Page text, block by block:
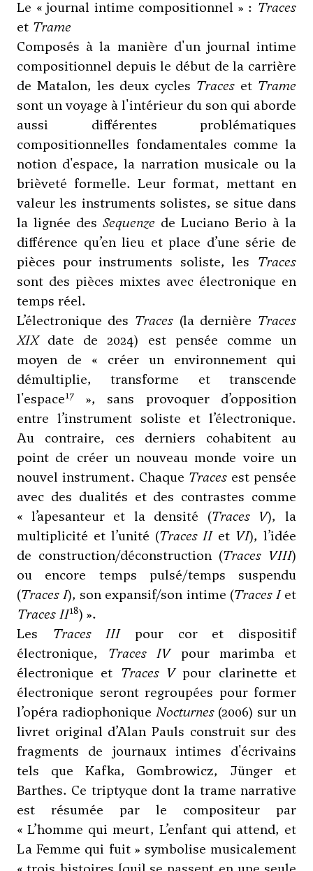
Le « journal intime compositionnel » : Traces
et Trame
Composés à la manière d'un journal intime
compositionnel depuis le début de la carrière
de Matalon, les deux cycles Traces et Trame
sont un voyage à l'intérieur du son qui aborde
aussi différentes problématiques
compositionnelles fondamentales comme la
notion d'espace, la narration musicale ou la
brièveté formelle. Leur format, mettant en
valeur les instruments solistes, se situe dans
la lignée des Sequenze de Luciano Berio à la
différence qu’en lieu et place d’une série de
pièces pour instruments soliste, les Traces
sont des pièces mixtes avec électronique en
temps réel.
L’électronique des Traces (la dernière Traces
XIXdate de 2024) est pensée comme un
moyen de « créer un environnement qui
démultiplie, transforme et transcende
l'espace17
», sans provoquer d’opposition
entre l’instrument soliste et l’électronique.
Au contraire, ces derniers cohabitent au
point de créer un nouveau monde voire un
nouvel instrument. Chaque Traces est pensée
avec des dualités et des contrastes comme
« l’apesanteur et la densité (Traces V), la
multiplicité et l’unité (Traces IIet VI), l’idée
de construction/déconstruction (Traces VIII)
ou encore temps pulsé/temps suspendu
(Traces I), son expansif/son intime (Traces Iet
Traces II18) ».
Les Traces IIIpour cor et dispositif
électronique, Traces IVpour marimba et
électronique et Traces Vpour clarinette et
électronique seront regroupées pour former
l’opéra radiophonique Nocturnes(2006) sur un
livret original d’Alan Pauls construit sur des
fragments de journaux intimes d'écrivains
tels que Kafka, Gombrowicz, Jünger et
Barthes. Ce triptyque dont la trame narrative
est résumée par le compositeur par
« L’homme qui meurt, L’enfant qui attend, et
La Femme qui fuit » symbolise musicalement